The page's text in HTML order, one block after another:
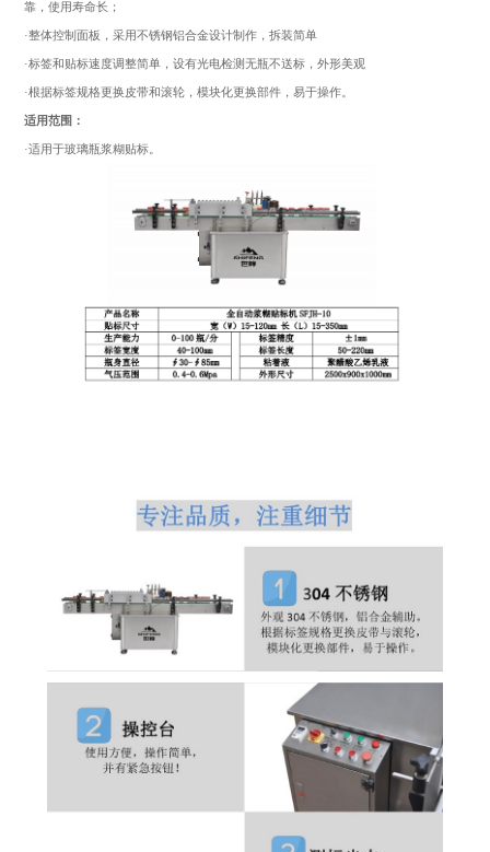
靠，使用寿命长；
·整体控制面板，采用不锈钢铝合金设计制作，拆装简单
·标签和贴标速度调整简单，设有光电检测无瓶不送标，外形美观
·根据标签规格更换皮带和滚轮，模块化更换部件，易于操作。
适用范围：
·适用于玻璃瓶浆糊贴标。